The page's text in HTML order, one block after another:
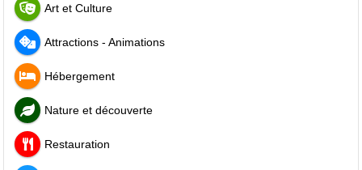
Art et Culture
Attractions - Animations
Hébergement
Nature et découverte
Restauration